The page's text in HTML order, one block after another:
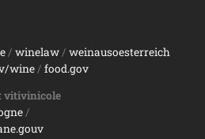
/ winelaw/ weinausoesterreich
wine/ food.gov
vitivinicole
/